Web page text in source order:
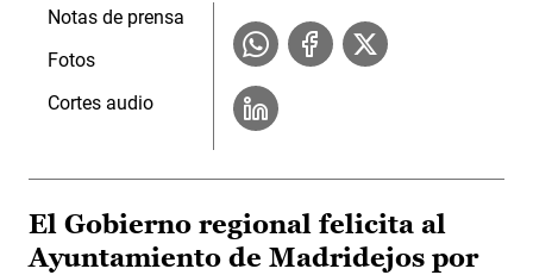
Notas de prensa
Fotos
Cortes audio
El Gobierno regional felicita al
Ayuntamiento de Madridejos por